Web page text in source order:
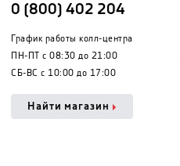
0 (800) 402 204
График работы колл-центра
ПН-ПТ с 08:30 до 21:00
СБ-ВС с 10:00 до 17:00
Найти магазин